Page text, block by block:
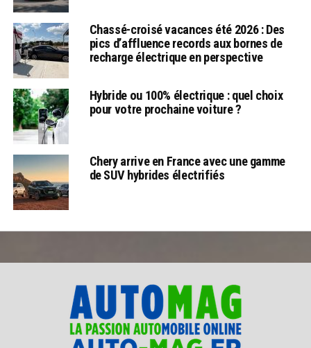
Chassé-croisé vacances été 2026 : Des
pics d’affluence records aux bornes de
recharge électrique en perspective
Hybride ou 100% électrique : quel choix
pour votre prochaine voiture ?
Chery arrive en France avec une gamme
de SUV hybrides électrifiés